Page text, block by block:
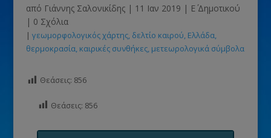
από Γιάννης Σαλονικίδης| 11 Ιαν 2019 | Ε΄ Δημοτικού
| 0 Σχόλια
| γεωμορφολογικός χάρτης δελτίο καιρού Ελλάδα
θερμοκρασία καιρικές συνθήκες μετεωρολογικά σύμβολα
Θεάσεις: 856
Θεάσεις: 856